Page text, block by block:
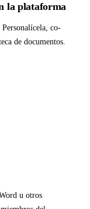
la plataforma
co-
de documentos.
u otros